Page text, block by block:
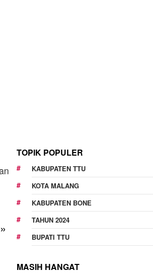
»
RAT Koperasi Jasa Widyani
Sejahtera Institut Perbanas,
TOPIK POPULER
KABUPATEN TTU
KOTA MALANG
KABUPATEN BONE
TAHUN 2024
BUPATI TTU
MASIH HANGAT